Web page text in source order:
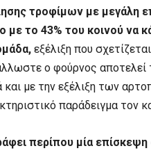
τροφίμων με μεγάλη
το 43% του κοινού να
εξέλιξη που
ο φούρνος αποτελεί
με την εξέλιξη των
παράδειγμα τον
περίπου μία